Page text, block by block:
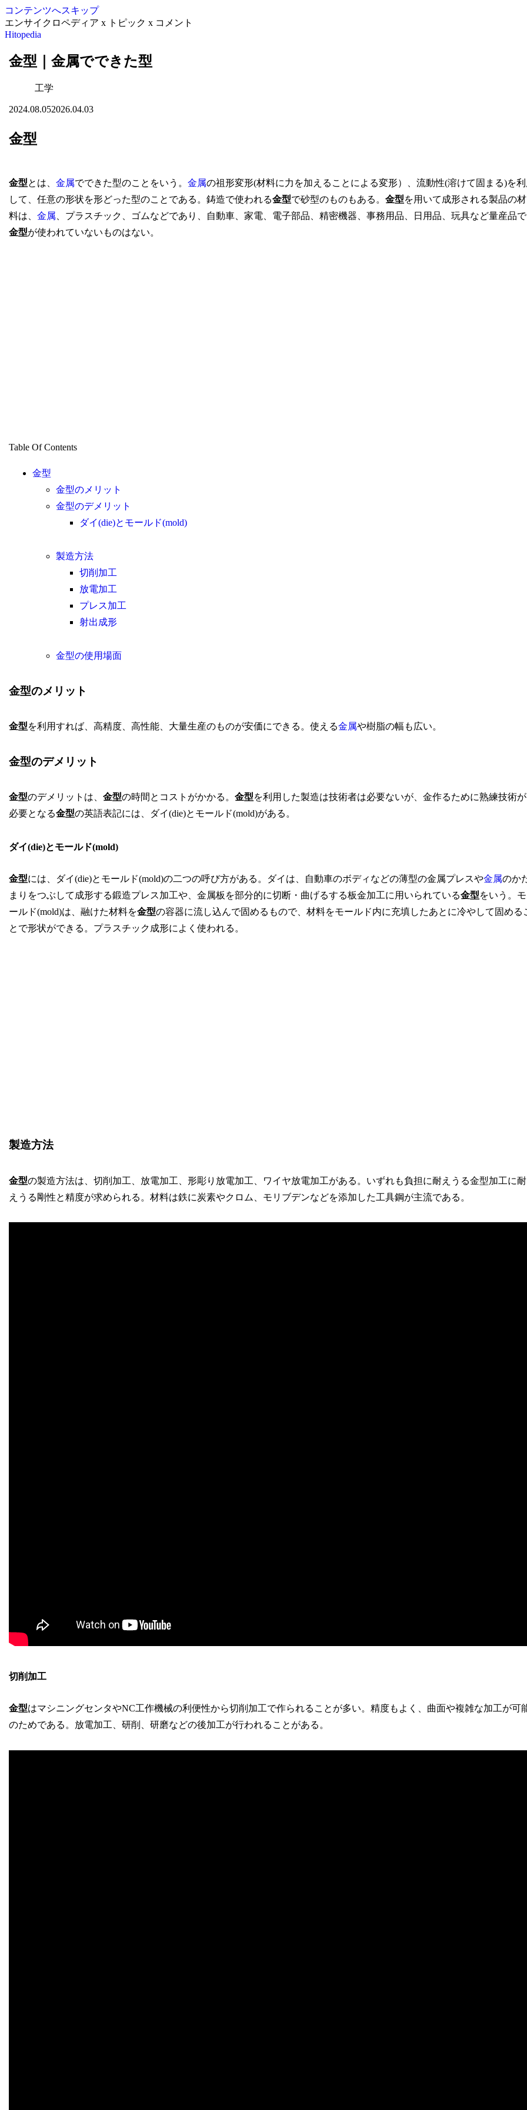
コンテンツへスキップ
エンサイクロペディア x トピック x コメント
Hitopedia
金型｜金属でできた型
工学
2024.08.052026.04.03
金型
金型とは、 金属でできた型のことをいう。 金属の祖形変形(材料に力を加えることによる変形）、流動性(溶けて固まる)を
して、任意の形状を形どった型のことである。鋳造で使われる金型で砂型のものもある。 金型を用いて成形される製品の材
料は、 金属 、プラスチック、ゴムなどであり、自動車、家電、電子部品、精密機器、事務用品、日用品、玩具など量産品で
金型が使われていないものはない。
Table Of Contents
金型
金型のメリット
金型のデメリット
ダイ(die)とモールド(mold)
製造方法
切削加工
放電加工
プレス加工
射出成形
金型の使用場面
金型のメリット
金型を利用すれば、高精度、高性能、大量生産のものが安価にできる。使える金属や樹脂の幅も広い。
金型のデメリット
金型のデメリットは、 金型の時間とコストがかかる。 金型を利用した製造は技術者は必要ないが、金作るために熟練技術が
必要となる金型の英語表記には、ダイ(die)とモールド(mold)がある。
ダイ(die)とモールド(mold)
金型には、ダイ(die)とモールド(mold)の二つの呼び方がある。ダイは、自動車のボディなどの薄型の金属プレスや金属のか
まりをつぶして成形する鍛造プレス加工や、金属板を部分的に切断・曲げるする板金加工に用いられている金型をいう。モ
ールド(mold)は、融けた材料を金型の容器に流し込んで固めるもので、材料をモールド内に充填したあとに冷やして固める
とで形状ができる。プラスチック成形によく使われる。
製造方法
金型の製造方法は、切削加工、放電加工、形彫り放電加工、ワイヤ放電加工がある。いずれも負担に耐えうる金型加工に耐
えうる剛性と精度が求められる。材料は鉄に炭素やクロム、モリブデンなどを添加した工具鋼が主流である。
切削加工
金型はマシニングセンタやNC工作機械の利便性から切削加工で作られることが多い。精度もよく、曲面や複雑な加工が可
のためである。放電加工、研削、研磨などの後加工が行われることがある。